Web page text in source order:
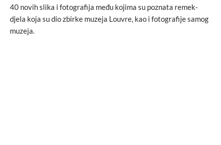
40 novih slika i fotografija među kojima su poznata remek-
djela koja su dio zbirke muzeja Louvre, kao i fotografije samog
muzeja.